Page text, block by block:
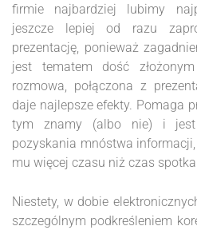
firmie najbardziej lubimy
jeszcze lepiej od razu
prezentację, ponieważ
jest tematem dość
rozmowa, połączona z
daje najlepsze efekty. Pomaga
tym znamy (albo nie) i
pozyskania mnóstwa
mu więcej czasu niż czas
Niestety, w dobie
szczególnym podkreśleniem